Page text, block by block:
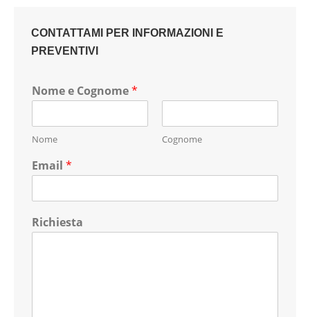
CONTATTAMI PER INFORMAZIONI E
PREVENTIVI
Nome e Cognome*
Nome Cognome
Email *
Richiesta